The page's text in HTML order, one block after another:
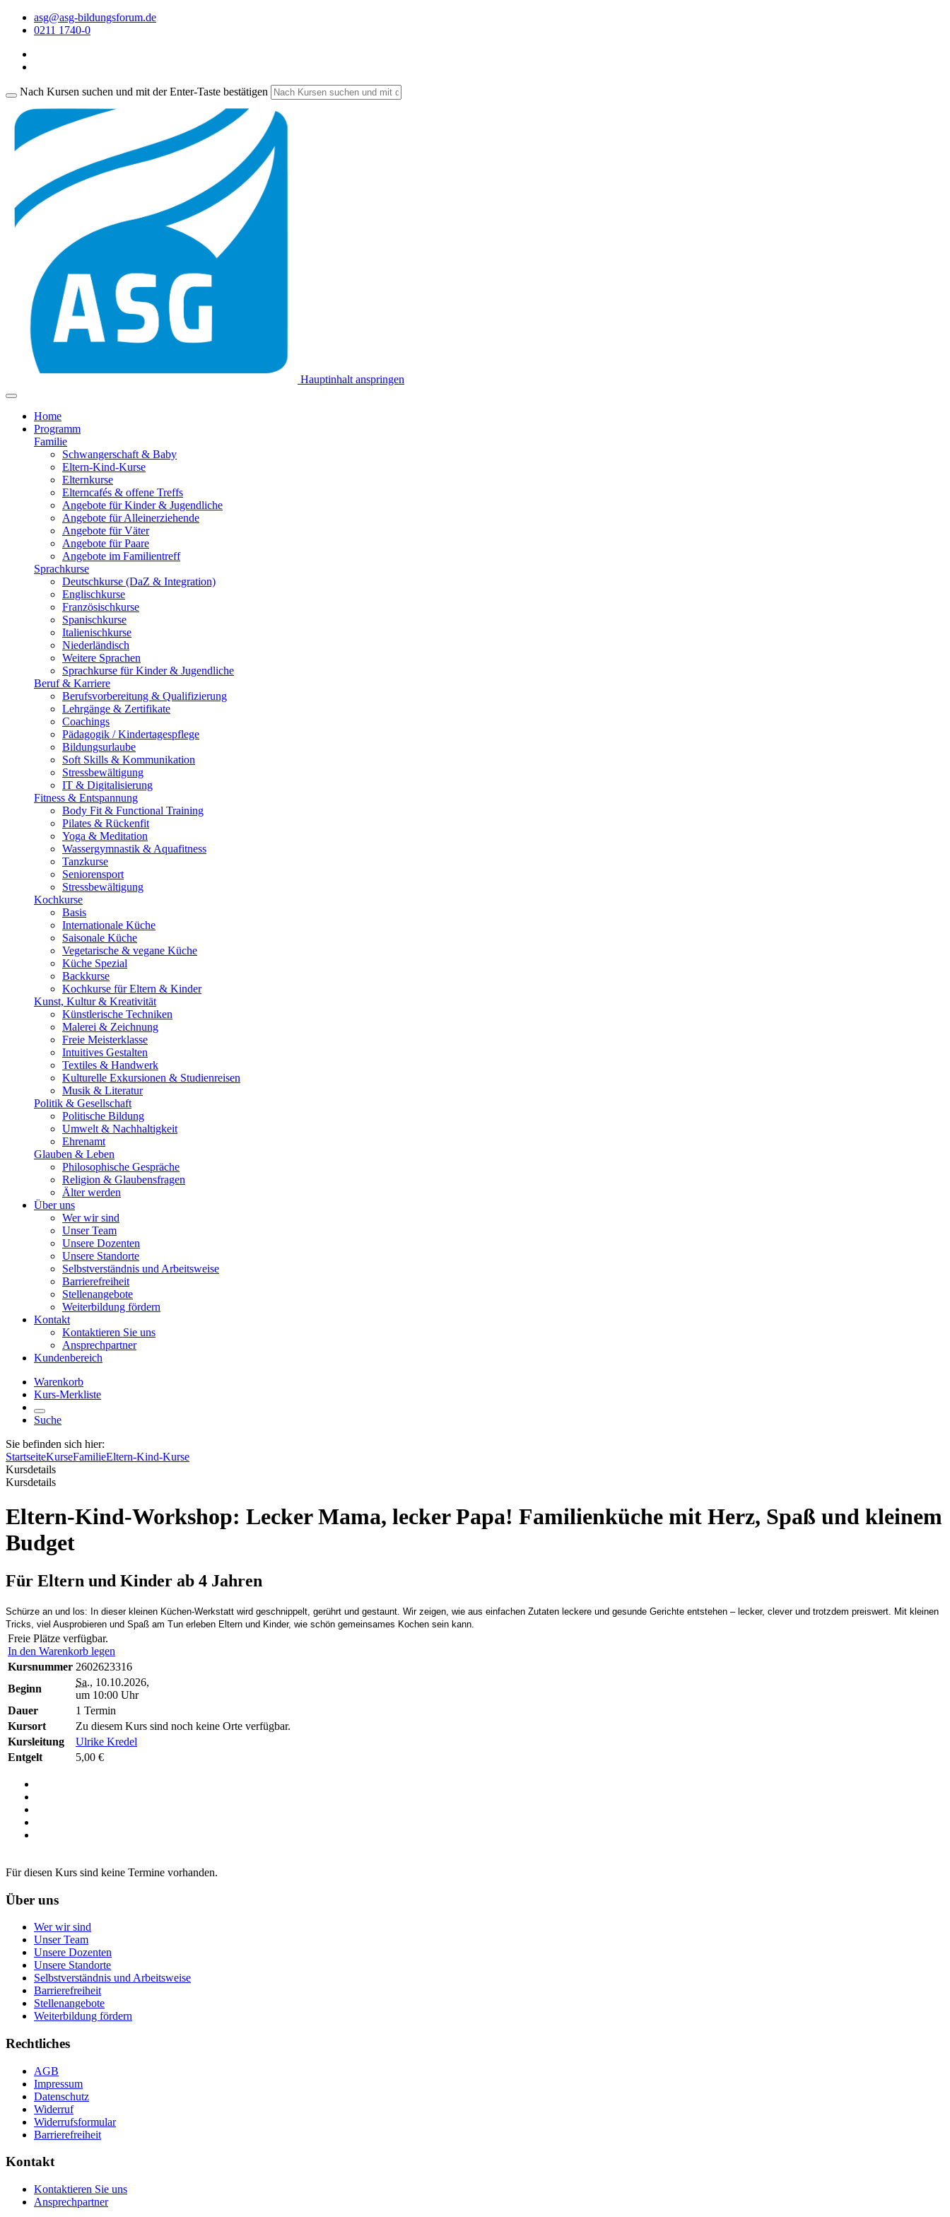
asg@asg-bildungsforum.de
0211 1740-0
Nach Kursen suchen und mit der Enter-Taste bestätigen
Hauptinhalt anspringen
Home
Programm
Familie
Schwangerschaft & Baby
Eltern-Kind-Kurse
Elternkurse
Elterncafés & offene Treffs
Angebote für Kinder & Jugendliche
Angebote für Alleinerziehende
Angebote für Väter
Angebote für Paare
Angebote im Familientreff
Sprachkurse
Deutschkurse (DaZ & Integration)
Englischkurse
Französischkurse
Spanischkurse
Italienischkurse
Niederländisch
Weitere Sprachen
Sprachkurse für Kinder & Jugendliche
Beruf & Karriere
Berufsvorbereitung & Qualifizierung
Lehrgänge & Zertifikate
Coachings
Pädagogik / Kindertagespflege
Bildungsurlaube
Soft Skills & Kommunikation
Stressbewältigung
IT & Digitalisierung
Fitness & Entspannung
Body Fit & Functional Training
Pilates & Rückenfit
Yoga & Meditation
Wassergymnastik & Aquafitness
Tanzkurse
Seniorensport
Stressbewältigung
Kochkurse
Basis
Internationale Küche
Saisonale Küche
Vegetarische & vegane Küche
Küche Spezial
Backkurse
Kochkurse für Eltern & Kinder
Kunst, Kultur & Kreativität
Künstlerische Techniken
Malerei & Zeichnung
Freie Meisterklasse
Intuitives Gestalten
Textiles & Handwerk
Kulturelle Exkursionen & Studienreisen
Musik & Literatur
Politik & Gesellschaft
Politische Bildung
Umwelt & Nachhaltigkeit
Ehrenamt
Glauben & Leben
Philosophische Gespräche
Religion & Glaubensfragen
Älter werden
Über uns
Wer wir sind
Unser Team
Unsere Dozenten
Unsere Standorte
Selbstverständnis und Arbeitsweise
Barrierefreiheit
Stellenangebote
Weiterbildung fördern
Kontakt
Kontaktieren Sie uns
Ansprechpartner
Kundenbereich
Warenkorb
Kurs-Merkliste
Suche
Sie befinden sich hier:
StartseiteKurseFamilieEltern-Kind-Kurse
Kursdetails
Kursdetails
Eltern-Kind-Workshop: Lecker Mama, lecker Papa! Familienküche mit Herz, Spaß und kleinem
Budget
Für Eltern und Kinder ab 4 Jahren
Schürze an und los: In dieser kleinen Küchen-Werkstatt wird geschnippelt, gerührt und gestaunt. Wir zeigen, wie aus einfachen Zutaten leckere und gesunde Gerichte entstehen – lecker, clever und trotzdem preiswert. Mit kleinen
Tricks, viel Ausprobieren und Spaß am Tun erleben Eltern und Kinder, wie schön gemeinsames Kochen sein kann.
Freie Plätze verfügbar.
In den Warenkorb legen
Kursnummer 2602623316
Beginn
Sa., 10.10.2026,
um 10:00 Uhr
Dauer
1 Termin
Kursort
Zu diesem Kurs sind noch keine Orte verfügbar.
Kursleitung
Ulrike Kredel
Entgelt
5,00 €
Für diesen Kurs sind keine Termine vorhanden.
Über uns
Wer wir sind
Unser Team
Unsere Dozenten
Unsere Standorte
Selbstverständnis und Arbeitsweise
Barrierefreiheit
Stellenangebote
Weiterbildung fördern
Rechtliches
AGB
Impressum
Datenschutz
Widerruf
Widerrufsformular
Barrierefreiheit
Kontakt
Kontaktieren Sie uns
Ansprechpartner